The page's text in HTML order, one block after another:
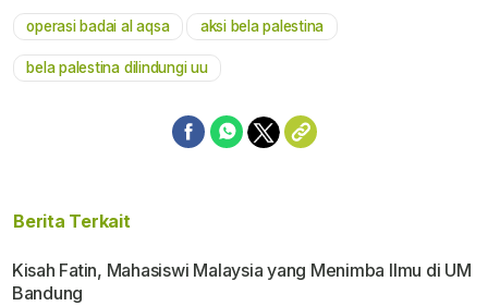
operasi badai al aqsa aksi bela palestina
bela palestina dilindungi uu
Berita Terkait
Kisah Fatin, Mahasiswi Malaysia yang Menimba Ilmu di UM
Bandung